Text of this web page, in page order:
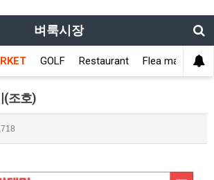
벼룩시장
GOLF Restaurant Flea market
(조호)